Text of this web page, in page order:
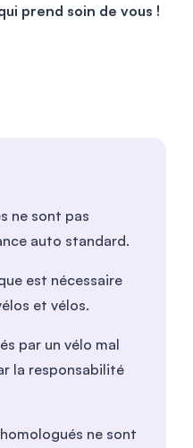
prend soin de vous !
ne sont pas
auto standard.
est nécessaire
et vélos.
par un vélo mal
la responsabilité
ne sont